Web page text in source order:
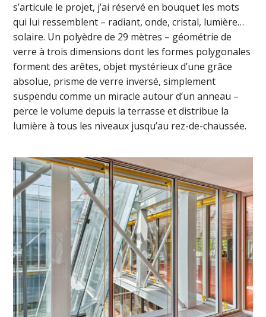
s’articule le projet, j’ai réservé en bouquet les mots
qui lui ressemblent – radiant, onde, cristal, lumière…
solaire. Un polyèdre de 29 mètres – géométrie de
verre à trois dimensions dont les formes polygonales
forment des arêtes, objet mystérieux d’une grâce
absolue, prisme de verre inversé, simplement
suspendu comme un miracle autour d’un anneau –
perce le volume depuis la terrasse et distribue la
lumière à tous les niveaux jusqu’au rez-de-chaussée.